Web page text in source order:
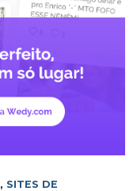
, SITES DE